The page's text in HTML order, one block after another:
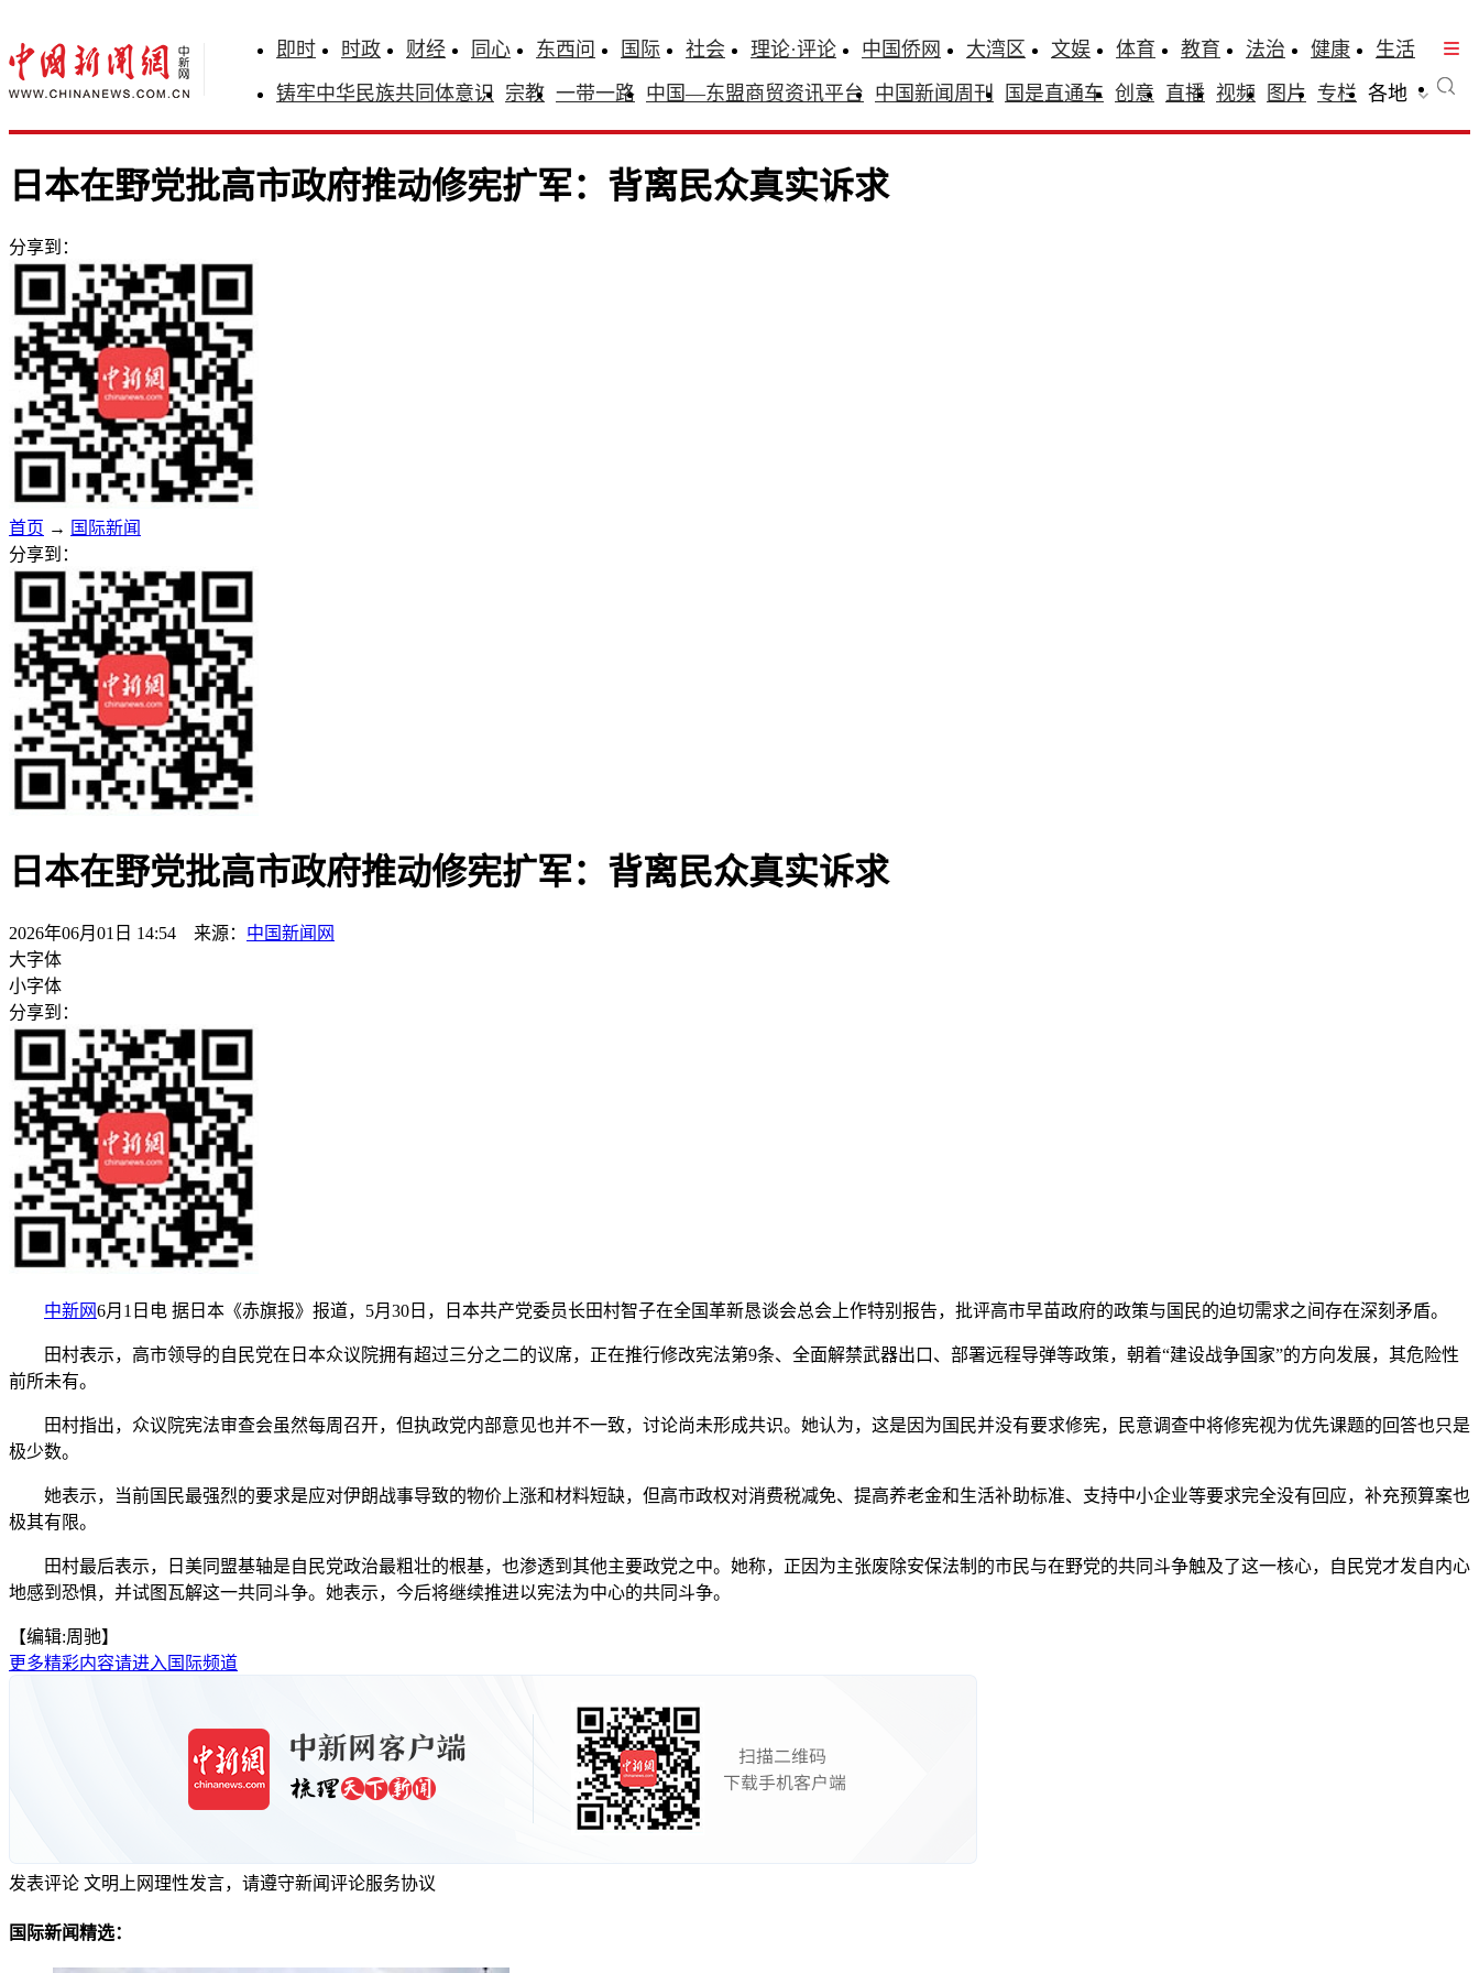
即时 时政 财经 同心 东西问 国际 社会 理论·评论 中国侨网 大湾区 文娱 体育 教育 法治 健康
生活
铸牢中华民族共同体意识 宗教 一带一路 中国—东盟商贸资讯平台 中国新闻周刊 国是直通车 创意 直播 视频 图片 专栏 各地
日本在野党批高市政府推动修宪扩军：背离民众真实诉求
分享到：
首页 → 国际新闻
分享到：
日本在野党批高市政府推动修宪扩军：背离民众真实诉求
2026年06月01日 14:54 来源： 中国新闻网
大字体
小字体
分享到：
中新网6月1日电 据日本《赤旗报》报道，5月30日，日本共产党委员长田村智子在全国革新恳谈会总会上作特别报告，批评高市早苗政府的政策与国民的迫切需求之间存在深刻矛盾。
田村表示，高市领导的自民党在日本众议院拥有超过三分之二的议席，正在推行修改宪法第9条、全面解禁武器出口、部署远程导弹等政策，朝着“建设战争国家”的方向发展，其危险性
前所未有。
田村指出，众议院宪法审查会虽然每周召开，但执政党内部意见也并不一致，讨论尚未形成共识。她认为，这是因为国民并没有要求修宪，民意调查中将修宪视为优先课题的回答也只是
极少数。
她表示，当前国民最强烈的要求是应对伊朗战事导致的物价上涨和材料短缺，但高市政权对消费税减免、提高养老金和生活补助标准、支持中小企业等要求完全没有回应，补充预算案也
极其有限。
田村最后表示，日美同盟基轴是自民党政治最粗壮的根基，也渗透到其他主要政党之中。她称，正因为主张废除安保法制的市民与在野党的共同斗争触及了这一核心，自民党才发自内心
地感到恐惧，并试图瓦解这一共同斗争。她表示，今后将继续推进以宪法为中心的共同斗争。
【编辑:周驰】
更多精彩内容请进入国际频道
发表评论 文明上网理性发言，请遵守新闻评论服务协议
国际新闻精选：